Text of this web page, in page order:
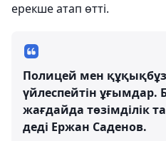
ерекше атап өтті.
Полицей мен
үйлеспейтін ұғымдар.
жағдайда төзімділік
деді Ержан Саденов.